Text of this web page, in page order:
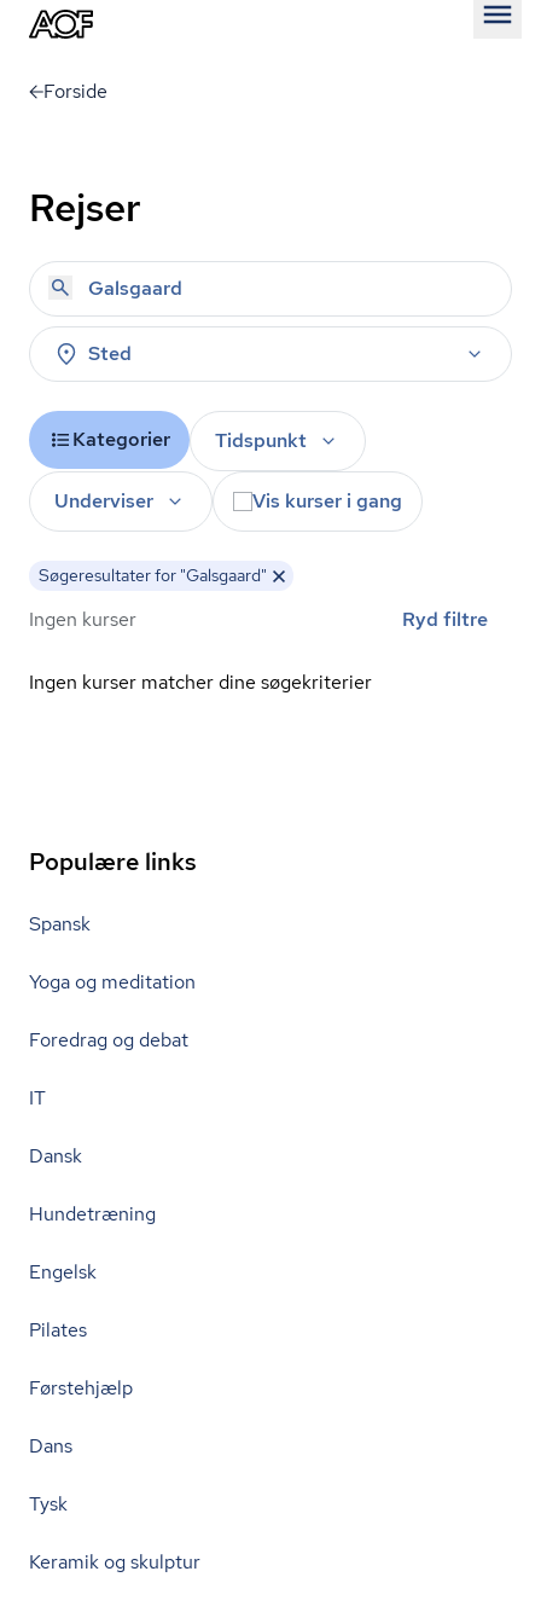
Forside
Rejser
Sted
Kategorier Tidspunkt
Underviser Vis kurser i gang
Søgeresultater for "Galsgaard"
Ingen kurser Ryd filtre
Ingen kurser matcher dine søgekriterier
Populære links
Spansk
Yoga og meditation
Foredrag og debat
IT
Dansk
Hundetræning
Engelsk
Pilates
Førstehjælp
Dans
Tysk
Keramik og skulptur